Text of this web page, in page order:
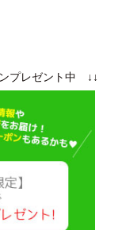
プレゼント中 ↓↓